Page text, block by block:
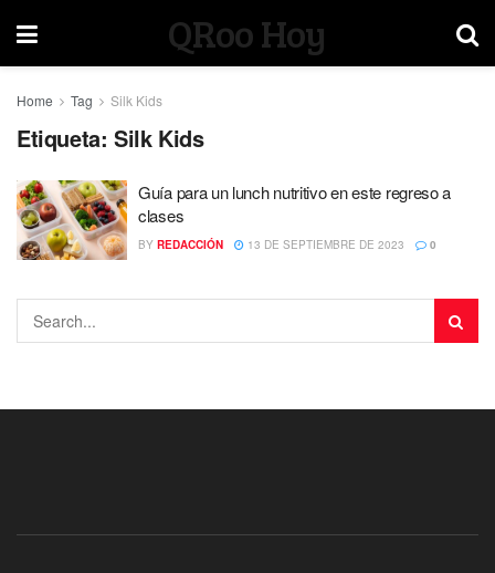
QRoo Hoy
Home Tag Silk Kids
Etiqueta: Silk Kids
Guía para un lunch nutritivo en este regreso a
clases
BY REDACCIÓN 13 DE SEPTIEMBRE DE 2023 0